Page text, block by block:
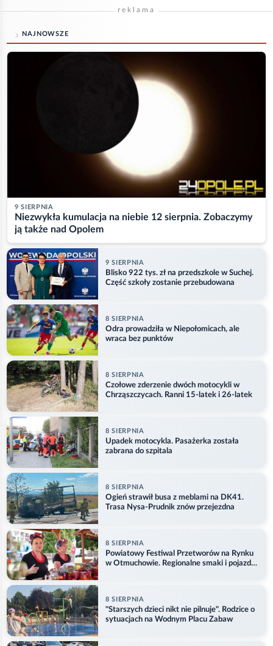
reklama
NAJNOWSZE
9 SIERPNIA
Niezwykła kumulacja na niebie 12 sierpnia. Zobaczymy
ją także nad Opolem
9 SIERPNIA
Blisko 922 tys. zł na przedszkole w Suchej.
Część szkoły zostanie przebudowana
8 SIERPNIA
Odra prowadziła w Niepołomicach, ale
wraca bez punktów
8 SIERPNIA
Czołowe zderzenie dwóch motocykli w
Chrząszczycach. Ranni 15-latek i 26-latek
8 SIERPNIA
Upadek motocykla. Pasażerka została
zabrana do szpitala
8 SIERPNIA
Ogień strawił busa z meblami na DK41.
Trasa Nysa-Prudnik znów przejezdna
8 SIERPNIA
Powiatowy Festiwal Przetworów na Rynku
w Otmuchowie. Regionalne smaki i pojazdy
8 SIERPNIA
"Starszych dzieci nikt nie pilnuje". Rodzice o
sytuacjach na Wodnym Placu Zabaw